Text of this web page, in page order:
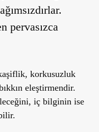
pervasızca
korkusuzluk
eleştirmendir.
iç bilginin ise